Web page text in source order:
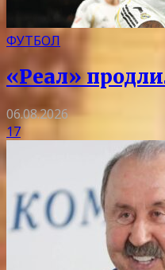
ФУТБОЛ
«Реал»
06.08.2026
17